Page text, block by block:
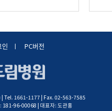
인 PC버전
| Tel. 1661-1177 | Fax. 02-563-7585
181-96-00068 | 대표자: 도관홍